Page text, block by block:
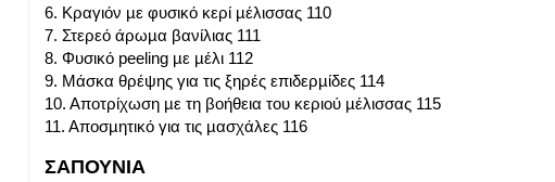
6. Κραγιόν µε φυσικό κερί µέλισσας 110
7. Στερεό άρωµα βανίλιας 111
8. Φυσικό peeling µε µέλι 112
9. Μάσκα θρέψης για τις ξηρές επιδερµίδες 114
10. Αποτρίχωση µε τη βοήθεια του κεριού µέλισσας 115
11. Αποσµητικό για τις µασχάλες 116
ΣΑΠΟΥΝΙΑ